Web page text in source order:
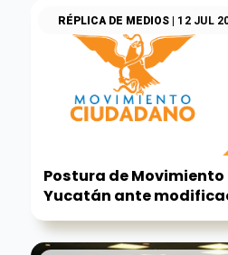
RÉPLICA DE MEDIOS| 12 JUL
Postura de
Yucatán ante